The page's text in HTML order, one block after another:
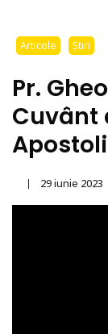
Articole Știri
Pr.
Cuvânt
Apostoli
29 iunie 2023